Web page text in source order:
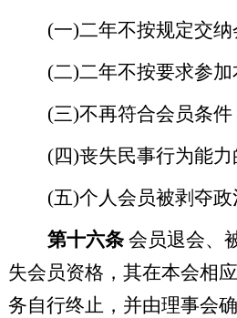
(一)二年不按规定交纳
(二)二年不按要求参加
(三)不再符合会员条件
(四)丧失民事行为能力
(五)个人会员被剥夺政
第十六条会员退会、
失会员资格，其在本会相
务自行终止 ，并由理事会